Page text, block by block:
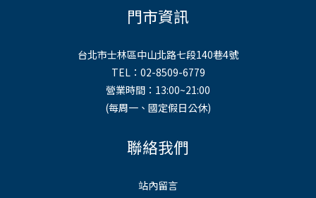
門市資訊
台北市士林區中山北路七段140巷4號
TEL：02-8509-6779
營業時間：13:00~21:00
(每周一、國定假日公休)
聯絡我們
站內留言